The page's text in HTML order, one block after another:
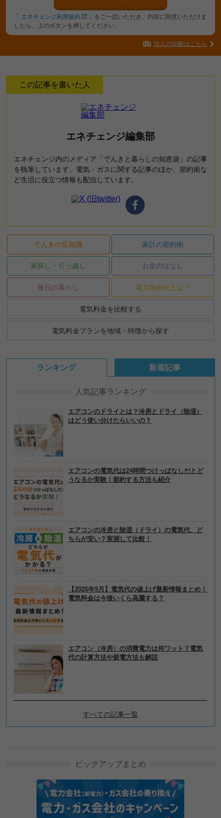
「 エネチェンジ利用規約
」をご一読いただき、内容に同意いただけま
したら、上のボタンを押してください。
法人の診断はこちら
この記事を書いた人
エネチェンジ編集部
エネチェンジ内のメディア「でんきと暮らしの知恵袋」の記事
を執筆しています。電気・ガスに関する記事のほか、節約術な
ど生活に役立つ情報も配信しています。
でんきの豆知識 家計の節約術
家探し・引っ越し お金のはなし
毎日の暮らし 電力自由化とは？
電気料金を比較する
電気料金プランを地域・特徴から探す
ランキング
人気記事ランキング
エアコンのドライとは？冷房とドライ（除湿）
はどう使い分けたらいいの？
エアコンの電気代は24時間つけっぱなしだとど
うなるか実験！節約する方法も紹介
エアコンの冷房と除湿（ドライ）の電気代、ど
ちらが安い？実測して比較！
【2026年9月】電気代の値上げ最新情報まとめ！
電気料金は今後いくら高騰する？
エアコン（冷房）の消費電力は何ワット？電気
代の計算方法や節電方法も解説
すべての記事一覧
新着記事
冬は洗濯物の部屋干しで、洗濯と暖房費の悩みを一気
に解決！
ピックアップまとめ